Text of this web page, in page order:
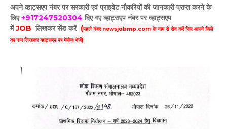
अपने व्हाट्सएप नंबर पर सरकारी एवं प्राइवेट नौकरियों की जानकारी प्राप्त करने के
लिए+917247520304 दिए गएव्हाट्सएपनंबर पर व्हाट्सएप
मेंJOB लिखकर सेंड करें (पहले नंबर newsjobmp.com के नाम से सेव करें फिर आपनेजिले
का नाम लिखकर व्हाट्सएप पर मेसेज भेजें)